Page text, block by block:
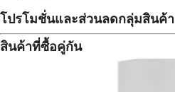
โปรโมชั่นและส่วนลดกลุ่มสินค้า
สินค้าที่ซื้อคู่กัน